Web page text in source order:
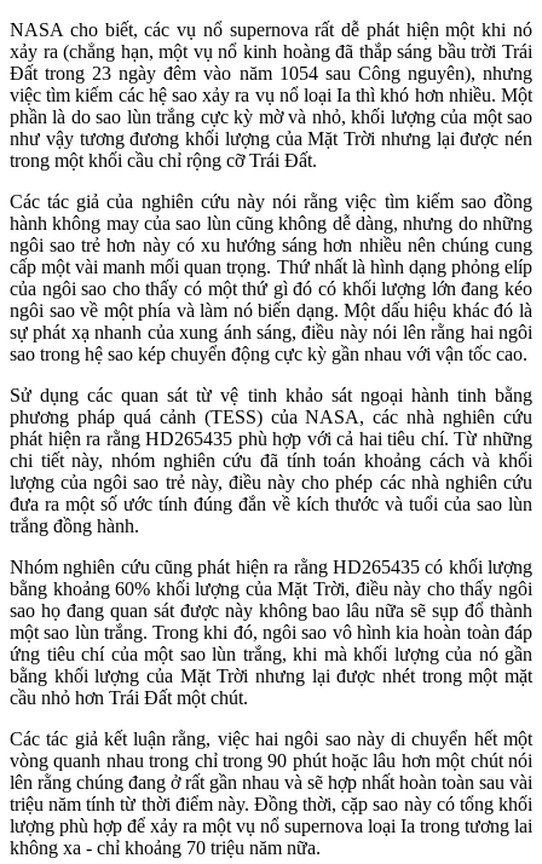
NASA cho biết, các vụ nổ supernova rất dễ phát hiện một khi nó
xảy ra (chẳng hạn, một vụ nổ kinh hoàng đã thắp sáng bầu trời Trái
Đất trong 23 ngày đêm vào năm 1054 sau Công nguyên), nhưng
việc tìm kiếm các hệ sao xảy ra vụ nổ loại Ia thì khó hơn nhiều. Một
phần là do sao lùn trắng cực kỳ mờ và nhỏ, khối lượng của một sao
như vậy tương đương khối lượng của Mặt Trời nhưng lại được nén
trong một khối cầu chỉ rộng cỡ Trái Đất.
Các tác giả của nghiên cứu này nói rằng việc tìm kiếm sao đồng
hành không may của sao lùn cũng không dễ dàng, nhưng do những
ngôi sao trẻ hơn này có xu hướng sáng hơn nhiều nên chúng cung
cấp một vài manh mối quan trọng. Thứ nhất là hình dạng phỏng elíp
của ngôi sao cho thấy có một thứ gì đó có khối lượng lớn đang kéo
ngôi sao về một phía và làm nó biến dạng. Một dấu hiệu khác đó là
sự phát xạ nhanh của xung ánh sáng, điều này nói lên rằng hai ngôi
sao trong hệ sao kép chuyển động cực kỳ gần nhau với vận tốc cao.
Sử dụng các quan sát từ vệ tinh khảo sát ngoại hành tinh bằng
phương pháp quá cảnh (TESS) của NASA, các nhà nghiên cứu
phát hiện ra rằng HD265435 phù hợp với cả hai tiêu chí. Từ những
chi tiết này, nhóm nghiên cứu đã tính toán khoảng cách và khối
lượng của ngôi sao trẻ này, điều này cho phép các nhà nghiên cứu
đưa ra một số ước tính đúng đắn về kích thước và tuổi của sao lùn
trắng đồng hành.
Nhóm nghiên cứu cũng phát hiện ra rằng HD265435 có khối lượng
bằng khoảng 60% khối lượng của Mặt Trời, điều này cho thấy ngôi
sao họ đang quan sát được này không bao lâu nữa sẽ sụp đổ thành
một sao lùn trắng. Trong khi đó, ngôi sao vô hình kia hoàn toàn đáp
ứng tiêu chí của một sao lùn trắng, khi mà khối lượng của nó gần
bằng khối lượng của Mặt Trời nhưng lại được nhét trong một mặt
cầu nhỏ hơn Trái Đất một chút.
Các tác giả kết luận rằng, việc hai ngôi sao này di chuyển hết một
vòng quanh nhau trong chỉ trong 90 phút hoặc lâu hơn một chút nói
lên rằng chúng đang ở rất gần nhau và sẽ hợp nhất hoàn toàn sau vài
triệu năm tính từ thời điểm này. Đồng thời, cặp sao này có tổng khối
lượng phù hợp để xảy ra một vụ nổ supernova loại Ia trong tương lai
không xa - chỉ khoảng 70 triệu năm nữa.